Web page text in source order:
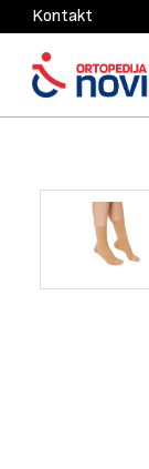
Kontakt